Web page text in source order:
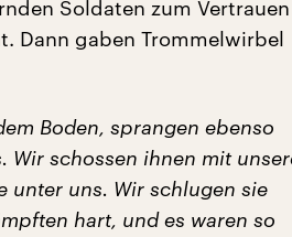
Soldaten zum Vertrauen
Dann gaben Trommelwirbel
Boden, sprangen ebenso
schossen ihnen mit
unter uns. Wir schlugen sie
hart, und es waren so